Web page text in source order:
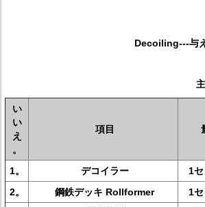
Decoiling---与
い
い
え
。
項目
1。 デコイラー
1
2。
鋼鉄デッキ Rollformer
1